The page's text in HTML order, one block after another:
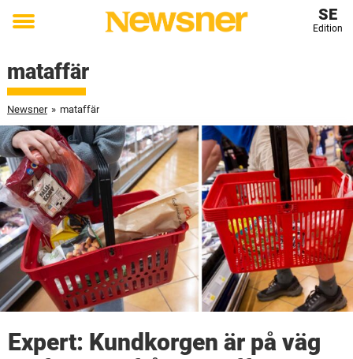
Toggle
SE
Edition
mataffär
Newsner » mataffär
Expert: Kundkorgen är på väg